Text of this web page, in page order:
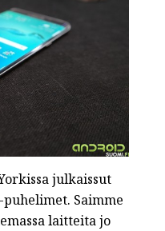
julkaissut
Saimme
laitteita jo